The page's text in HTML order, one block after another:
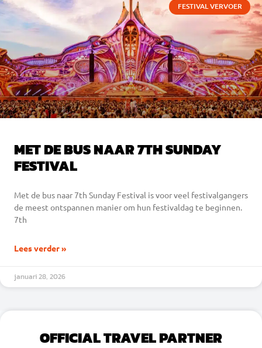
FESTIVAL VERVOER
MET DE BUS NAAR 7TH SUNDAY
FESTIVAL
Met de bus naar 7th Sunday Festival is voor veel festivalgangers
de meest ontspannen manier om hun festivaldag te beginnen.
7th
Lees verder »
januari 28, 2026
OFFICIAL TRAVEL PARTNER